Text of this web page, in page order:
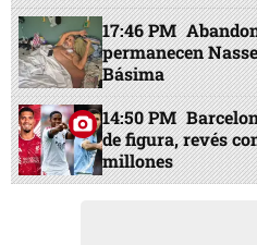
17:46 PM
permanecen
Básima
14:50 PM
de figura, revés
millones